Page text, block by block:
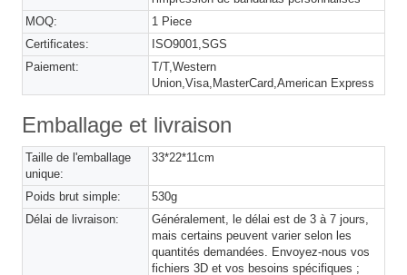
MOQ:
1 Piece
Certificates:
ISO9001,SGS
Paiement:
T/T,Western
Union,Visa,MasterCard,American Express
Emballage et livraison
Taille de l'emballage
unique:
33*22*11cm
Poids brut simple:
530g
Délai de livraison:
Généralement, le délai est de 3 à 7 jours,
mais certains peuvent varier selon les
quantités demandées. Envoyez-nous vos
fichiers 3D et vos besoins spécifiques ;